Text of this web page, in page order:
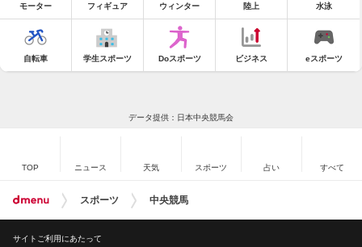
モーター フィギュア ウィンター 陸上 水泳
自転車 学生スポーツ Doスポーツ ビジネス eスポーツ
データ提供：日本中央競馬会
TOP ニュース 天気 スポーツ 占い すべて
スポーツ 中央競馬
サイトご利用にあたって